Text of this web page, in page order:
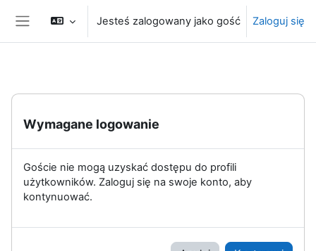
Przejdź do głównej zawartości
Panel boczny
Jesteś zalogowany jako gość Zaloguj się
Wymagane logowanie
Goście nie mogą uzyskać dostępu do profili
użytkowników. Zaloguj się na swoje konto, aby
kontynuować.